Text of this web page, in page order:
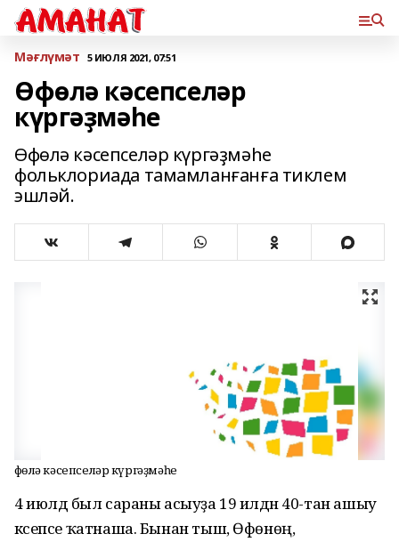
Мәғлүмәт 5 ИЮЛЯ 2021, 07:51
Өфөлә кәсепселәр
күргәҙмәһе
Өфөлә кәсепселәр күргәҙмәһе
фольклориада тамамланғанға тиклем
эшләй.
Өфөлә кәсепселәр күргәҙмәһе
4 июлдә был сараны асыуҙа 19 илдән 40-тан ашыу
кәсепсе ҡатнаша. Бынан тыш, Өфөнөң,